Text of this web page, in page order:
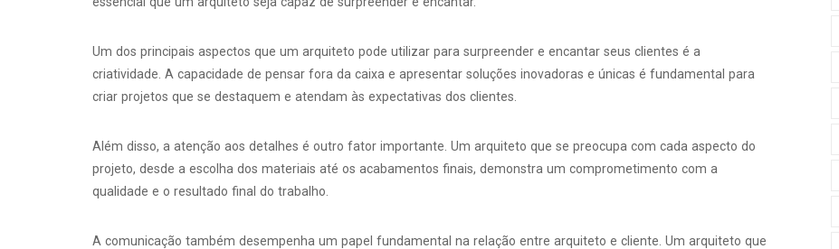
Um dos principais aspectos que um arquiteto pode utilizar para surpreender e encantar seus clientes é a
criatividade. A capacidade de pensar fora da caixa e apresentar soluções inovadoras e únicas é fundamental para
criar projetos que se destaquem e atendam às expectativas dos clientes.
Além disso, a atenção aos detalhes é outro fator importante. Um arquiteto que se preocupa com cada aspecto do
projeto, desde a escolha dos materiais até os acabamentos finais, demonstra um comprometimento com a
qualidade e o resultado final do trabalho.
A comunicação também desempenha um papel fundamental na relação entre arquiteto e cliente. Um arquiteto que